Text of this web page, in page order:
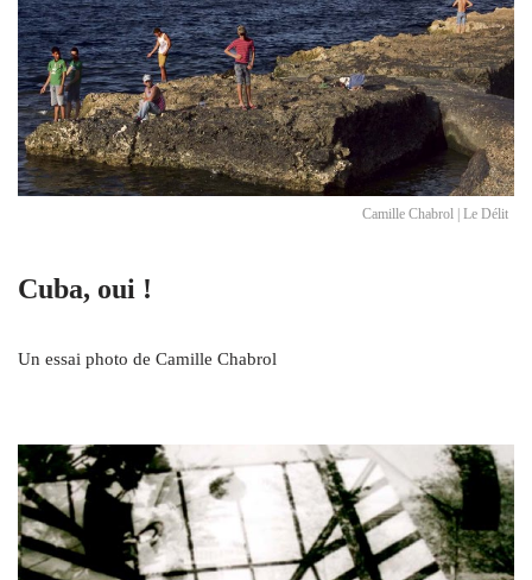
Camille Chabrol | Le Délit
Cuba, oui !
Un essai photo de Camille Chabrol